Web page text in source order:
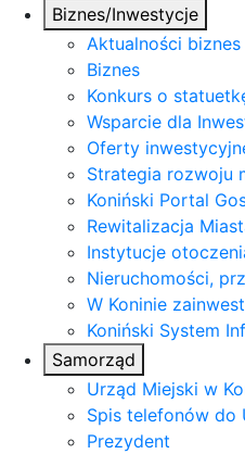
Biznes/Inwestycje
Aktualności biznes
Biznes
Konkurs o
Wsparcie dla
Oferty
Strategia rozwoju
Koniński Portal
Rewitalizacja
Instytucje
Nieruchomości,
W Koninie
Koniński System
Samorząd
Urząd Miejski w
Spis telefonów do
Prezydent